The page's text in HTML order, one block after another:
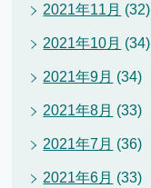
2021年11月 (32)
2021年10月 (34)
2021年9月 (34)
2021年8月 (33)
2021年7月 (36)
2021年6月 (33)